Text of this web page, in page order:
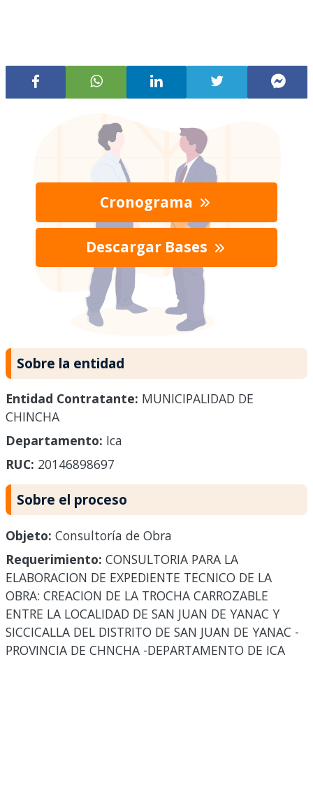
Cronograma
Descargar Bases
Sobre la entidad
Entidad Contratante: MUNICIPALIDAD DE
CHINCHA
Departamento: Ica
RUC: 20146898697
Sobre el proceso
Objeto: Consultoría de Obra
Requerimiento: CONSULTORIA PARA LA
ELABORACION DE EXPEDIENTE TECNICO DE LA
OBRA: CREACION DE LA TROCHA CARROZABLE
ENTRE LA LOCALIDAD DE SAN JUAN DE YANAC Y
SICCICALLA DEL DISTRITO DE SAN JUAN DE YANAC -
PROVINCIA DE CHNCHA -DEPARTAMENTO DE ICA